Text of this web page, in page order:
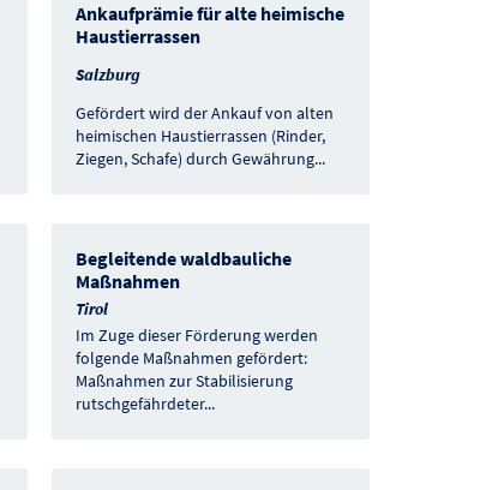
Ankaufprämie für alte heimische
Haustierrassen
Salzburg
Gefördert wird der Ankauf von alten
heimischen Haustierrassen (Rinder,
Ziegen, Schafe) durch Gewährung...
Begleitende waldbauliche
Maßnahmen
Tirol
Im Zuge dieser Förderung werden
folgende Maßnahmen gefördert:
Maßnahmen zur Stabilisierung
rutschgefährdeter...